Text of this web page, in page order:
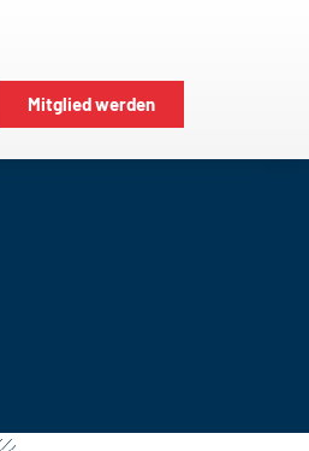
Mitglied werden